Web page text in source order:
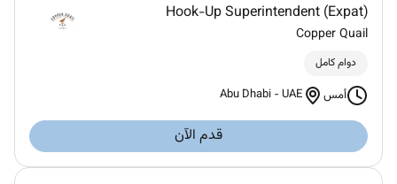
Hook-Up Superintendent (Expat)
Copper Quail
دوام كامل
أمس Abu Dhabi -UAE
قدم الآن